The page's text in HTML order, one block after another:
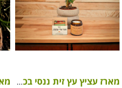
מארז עציץ עץ זית ננסי בכלי קרמיקה שילוב סבון טבעי ריחני ונר סויה ריחני